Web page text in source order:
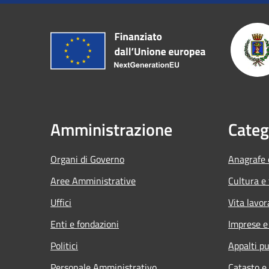
Amministrazione
Organi di Governo
Aree Amministrative
Uffici
Enti e fondazioni
Politici
Cultura
Vita
Imprese
Appalti